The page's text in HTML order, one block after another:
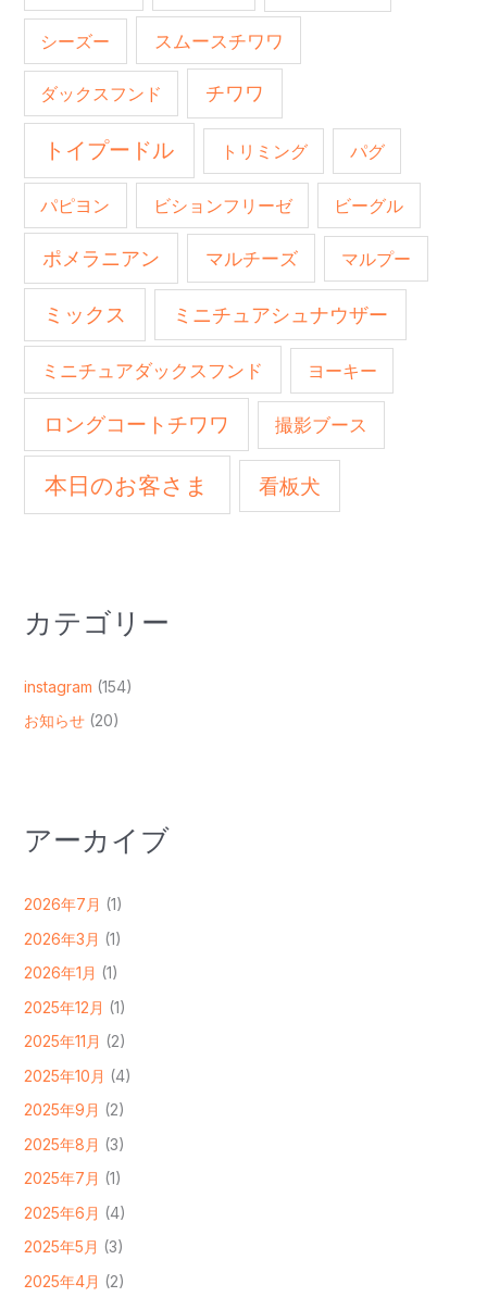
シーズー スムースチワワ
ダックスフンド チワワ
トイプードル トリミング パグ
パピヨン ビションフリーゼ ビーグル
ポメラニアン マルチーズ マルプー
ミックス ミニチュアシュナウザー
ミニチュアダックスフンド ヨーキー
ロングコートチワワ 撮影ブース
本日のお客さま 看板犬
カテゴリー
instagram (154)
お知らせ(20)
アーカイブ
2026年7月 (1)
2026年3月 (1)
2026年1月 (1)
2025年12月 (1)
2025年11月 (2)
2025年10月 (4)
2025年9月 (2)
2025年8月 (3)
2025年7月 (1)
2025年6月 (4)
2025年5月 (3)
2025年4月 (2)